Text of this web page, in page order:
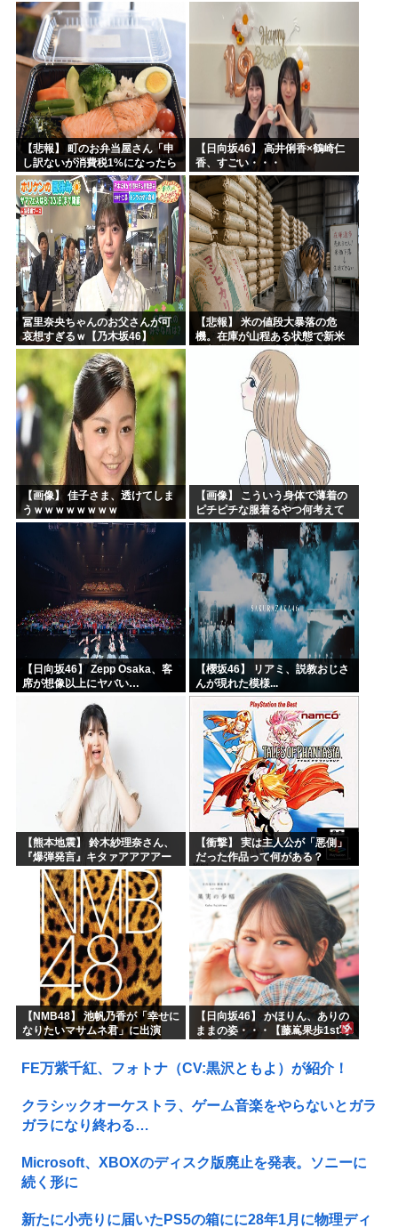
ｗｗｗｗｗｗｗｗｗｗｗｗｗｗ
【悲報】 町のお弁当屋さん「申
し訳ないが消費税1%になったら
その分商品代を値上げするわ」
【日向坂46】 高井俐香×鶴崎仁
香、すごい・・・
冨里奈央ちゃんのお父さんが可
哀想すぎるｗ【乃木坂46】
【悲報】 米の値段大暴落の危
機。在庫が山程ある状態で新米
の収穫始まる。「米農家が生活
【画像】 佳子さま、透けてしま
うｗｗｗｗｗｗｗｗ
【画像】 こういう身体で薄着の
ピチピチな服着るやつ何考えて
るんだよ
【日向坂46】 Zepp Osaka、客
席が想像以上にヤバい…
【櫻坂46】 リアミ、説教おじさ
んが現れた模様...
【熊本地震】 鈴木紗理奈さん、
『爆弾発言』キタァアアアアー
ーーーーー！！
【衝撃】 実は主人公が「悪側」
だった作品って何がある？
【NMB48】 池帆乃香が「幸せに
なりたいマサムネ君」に出演
【日向坂46】 かほりん、ありの
ままの姿・・・【藤嶌果歩1st写
FE万紫千紅、フォトナ（CV:黒沢ともよ）が紹介！
クラシックオーケストラ、ゲーム音楽をやらないとガラ
ガラになり終わる…
Microsoft、XBOXのディスク版廃止を発表。ソニーに
続く形に
新たに小売りに届いたPS5の箱にに28年1月に物理ディ